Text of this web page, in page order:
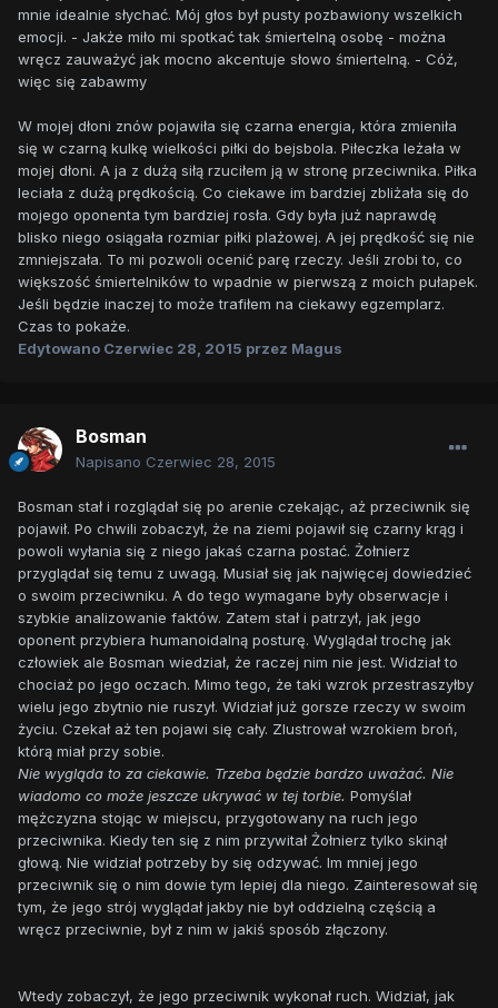
mnie idealnie słychać. Mój głos był pusty pozbawiony wszelkich
emocji. - Jakże miło mi spotkać tak śmiertelną osobę - można
wręcz zauważyć jak mocno akcentuje słowo śmiertelną. - Cóż,
więc się zabawmy
W mojej dłoni znów pojawiła się czarna energia, która zmieniła
się w czarną kulkę wielkości piłki do bejsbola. Piłeczka leżała w
mojej dłoni. A ja z dużą siłą rzuciłem ją w stronę przeciwnika. Piłka
leciała z dużą prędkością. Co ciekawe im bardziej zbliżała się do
mojego oponenta tym bardziej rosła. Gdy była już naprawdę
blisko niego osiągała rozmiar piłki plażowej. A jej prędkość się nie
zmniejszała. To mi pozwoli ocenić parę rzeczy. Jeśli zrobi to, co
większość śmiertelników to wpadnie w pierwszą z moich pułapek.
Jeśli będzie inaczej to może trafiłem na ciekawy egzemplarz.
Czas to pokaże.
Edytowano Czerwiec 28, 2015 przez Magus
Bosman
Napisano Czerwiec 28, 2015
Bosman stał i rozglądał się po arenie czekając, aż przeciwnik się
pojawił. Po chwili zobaczył, że na ziemi pojawił się czarny krąg i
powoli wyłania się z niego jakaś czarna postać. Żołnierz
przyglądał się temu z uwagą. Musiał się jak najwięcej dowiedzieć
o swoim przeciwniku. A do tego wymagane były obserwacje i
szybkie analizowanie faktów. Zatem stał i patrzył, jak jego
oponent przybiera humanoidalną posturę. Wyglądał trochę jak
człowiek ale Bosman wiedział, że raczej nim nie jest. Widział to
chociaż po jego oczach. Mimo tego, że taki wzrok przestraszyłby
wielu jego zbytnio nie ruszył. Widział już gorsze rzeczy w swoim
życiu. Czekał aż ten pojawi się cały. Zlustrował wzrokiem broń,
którą miał przy sobie.
Nie wygląda to za ciekawie. Trzeba będzie bardzo uważać. Nie
wiadomo co może jeszcze ukrywać w tej torbie. Pomyślał
mężczyzna stojąc w miejscu, przygotowany na ruch jego
przeciwnika. Kiedy ten się z nim przywitał Żołnierz tylko skinął
głową. Nie widział potrzeby by się odzywać. Im mniej jego
przeciwnik się o nim dowie tym lepiej dla niego. Zainteresował się
tym, że jego strój wyglądał jakby nie był oddzielną częścią a
wręcz przeciwnie, był z nim w jakiś sposób złączony.
Wtedy zobaczył, że jego przeciwnik wykonał ruch. Widział, jak